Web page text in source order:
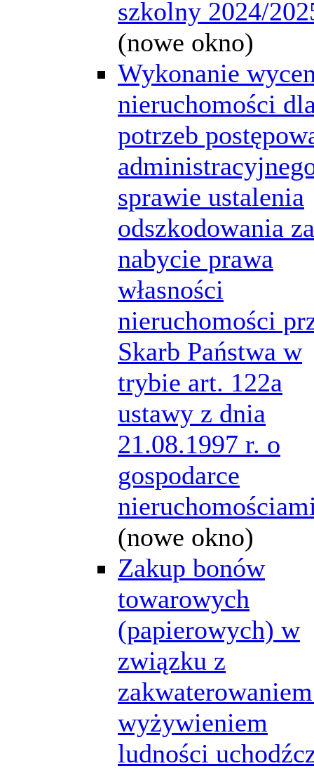
szkolny 2024/
(nowe okno)
Wykonanie
nieruchomości
potrzeb
sprawie ustalenia
odszkodowania za
nabycie prawa
własności
nieruchomości
Skarb Państwa w
trybie art. 122a
ustawy z dnia
21.08.1997 r. o
gospodarce
(nowe okno)
Zakup bonów
towarowych
(papierowych) w
związku z
wyżywieniem
ludności